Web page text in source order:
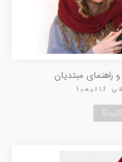
مبتدیان
کالیمبا